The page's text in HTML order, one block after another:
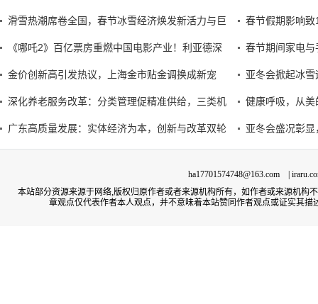
滑雪热潮席卷全国，春节冰雪经济焕发新活力与巨 春节假期影响
《哪吒2》百亿票房重燃中国电影产业！利亚德深 春节期间家电
金价创新高引发热议，上海金市贴金调换成新宠 亚冬会掀起冰
深化养老服务改革：分类管理促精准供给，三类机 健康呼吸，从
广东高质量发展：实体经济为本，创新与改革双轮 亚冬会盛况彰
ha17701574748@163.com |
本站部分资源来源于网络,版权归原作者或者来源机构所有，如作者或来源机
章观点仅代表作者本人观点，并不意味着本站赞同作者观点或证实其